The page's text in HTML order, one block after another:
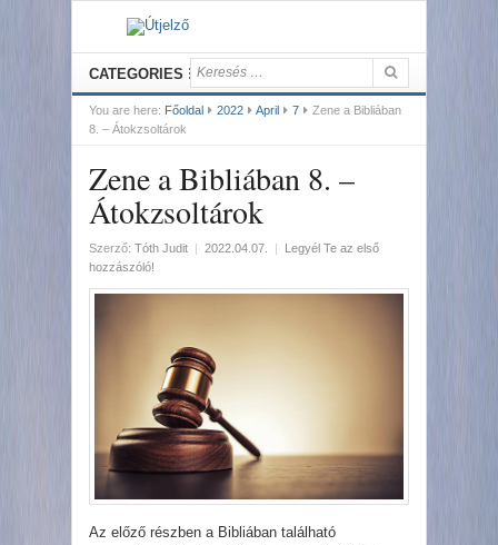
CATEGORIES
You are here: Főoldal 2022 April 7
Zene a Bibliában
8. – Átokzsoltárok
Zene a Bibliában 8. –
Átokzsoltárok
Szerző: Tóth Judit | 2022.04.07. |
Legyél Te az első
hozzászóló!
Az előző részben a Bibliában található